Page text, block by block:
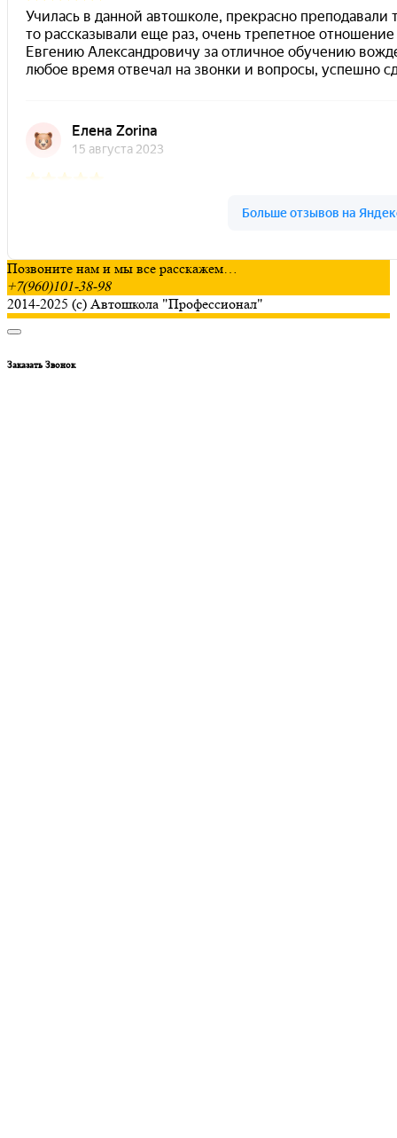
Позвоните нам и мы все расскажем…
+7(960)101-38-98
2014-2025 (с) Автошкола "Профессионал"
Заказать Звонок